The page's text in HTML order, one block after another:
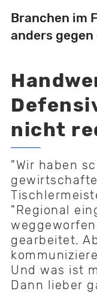
Branchen im
anders gegen
nicht
"Wir haben
"Regional
gearbeitet.
Und was ist
Dann lieber